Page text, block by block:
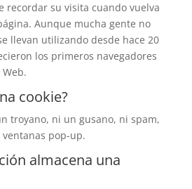
recordar su visita cuando vuelva
Aunque mucha gente no
llevan utilizando desde hace 20
los primeros navegadores
cookie?
troyano, ni un gusano, ni spam,
pop-up.
almacena una